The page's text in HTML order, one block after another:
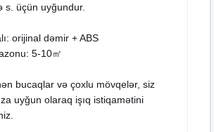
s. üçün uyğundur.
orijinal dəmir + ABS
5-10㎡
bucaqlar və çoxlu mövqelər, siz
uyğun olaraq işıq istiqamətini